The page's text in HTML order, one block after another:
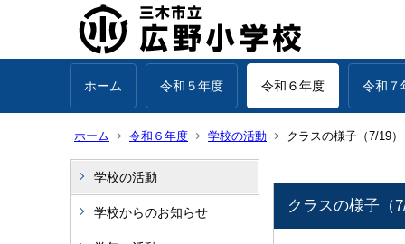
ホーム 令和５年度 令和６年度 令和７
ホーム 令和６年度 学校の活動 クラスの様子（7/19）
学校の活動
学校からのお知らせ クラスの様子（